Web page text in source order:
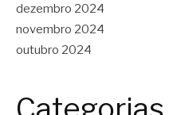
dezembro 2024
novembro 2024
outubro 2024